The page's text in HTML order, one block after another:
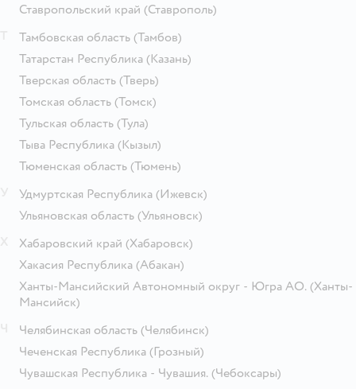
Ставропольский край (Ставрополь)
Тамбовская область (Тамбов)
Татарстан Республика (Казань)
Тверская область (Тверь)
Томская область (Томск)
Тульская область (Тула)
Тыва Республика (Кызыл)
Тюменская область (Тюмень)
Удмуртская Республика (Ижевск)
Ульяновская область (Ульяновск)
Хабаровский край (Хабаровск)
Хакасия Республика (Абакан)
Ханты-Мансийский Автономный округ - Югра АО. (Ханты-
Мансийск)
Челябинская область (Челябинск)
Чеченская Республика (Грозный)
Чувашская Республика - Чувашия. (Чебоксары)